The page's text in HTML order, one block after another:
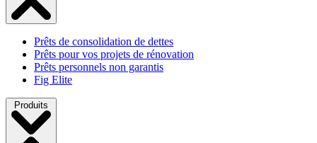
Prêts de consolidation de dettes
Prêts pour vos projets de rénovation
Prêts personnels non garantis
Fig Elite